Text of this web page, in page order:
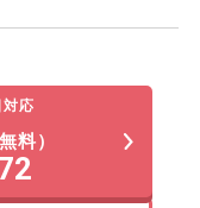
をリストアッ
は、公営式場
です。
い場合がある
数を把握して
、教会、神社
応
料）